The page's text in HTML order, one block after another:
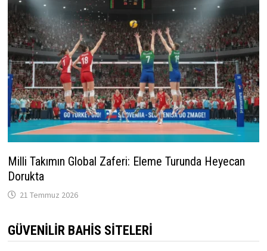
Milli Takımın Global Zaferi: Eleme Turunda Heyecan
Dorukta
21 Temmuz 2026
GÜVENILIR BAHIS SITELERI